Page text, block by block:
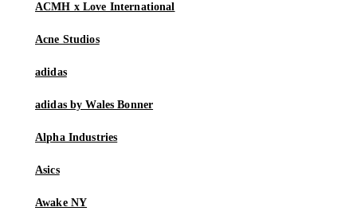
ACMH x Love International
Acne Studios
adidas
adidas by Wales Bonner
Alpha Industries
Asics
Awake NY